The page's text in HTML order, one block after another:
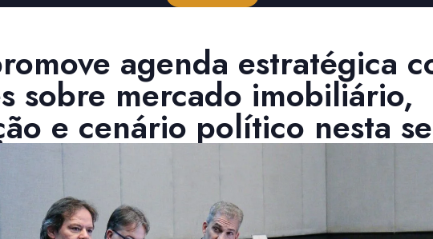
agenda estratégica
sobre mercado imobiliário,
e cenário político nesta